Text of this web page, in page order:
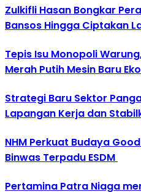
Zulkifli Hasan Bongkar
Bansos Hingga Ciptakan
Tepis Isu Monopoli
Merah Putih Mesin Baru
Strategi Baru Sektor
Lapangan Kerja dan
NHM Perkuat Budaya
Binwas Terpadu ESDM
Pertamina Patra Niaga